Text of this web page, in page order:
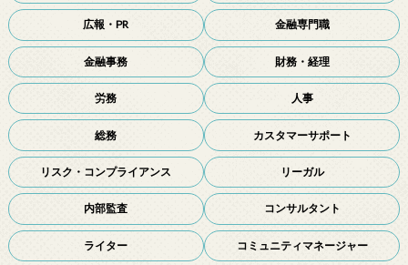
広報・PR 金融専門職
金融事務 財務・経理
労務 人事
総務 カスタマーサポート
リスク・コンプライアンス リーガル
内部監査 コンサルタント
ライター コミュニティマネージャー